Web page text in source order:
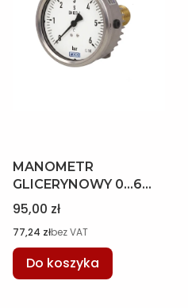
MANOMETR
GLICERYNOWY 0...6
BAR 63MM WYJŚCIE
TYLNE, M12 x 1,5 B
WIKA 12075729
Cena
95,00 zł
Cena
77,24 złbez VAT
Do koszyka